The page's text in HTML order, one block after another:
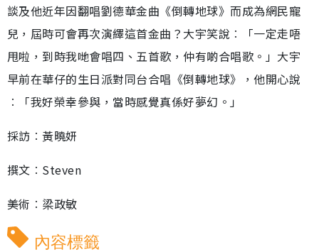
談及他近年因翻唱劉德華金曲《倒轉地球》而成為網民寵
兒，屆時可會再次演繹這首金曲？大宇笑說︰「一定走唔
甩啦，到時我哋會唱四、五首歌，仲有啲合唱歌。」大宇
早前在華仔的生日派對同台合唱《倒轉地球》，他開心說
︰「我好榮幸參與，當時感覺真係好夢幻。」
採訪︰黃曉妍
撰文︰Steven
美術︰梁政敏
內容標籤